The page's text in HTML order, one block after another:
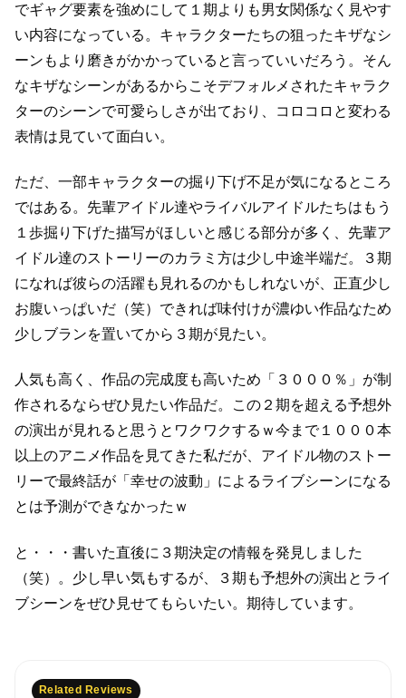
でギャグ要素を強めにして１期よりも男女関係なく見やす
い内容になっている。 キャラクターたちの狙ったキザなシ
ーンもより磨きがかかっていると言っていいだろう。 そん
なキザなシーンがあるからこそデフォルメされたキャラク
ターのシーンで可愛らしさが出ており、
コロコロと変わる
表情は見ていて面白い。
ただ、一部キャラクターの掘り下げ不足が気になるところ
ではある。 先輩アイドル達やライバルアイドルたちはもう
１歩掘り下げた描写がほしいと感じる部分が多く、 先輩ア
イドル達のストーリーのカラミ方は少し中途半端だ。
３期
になれば彼らの活躍も見れるのかもしれないが、正直少し
お腹いっぱいだ（笑） できれば味付けが濃ゆい作品なため
少しブランを置いてから３期が見たい。
人気も高く、作品の完成度も高いため「３０００％」が制
作されるならぜひ見たい作品だ。
この２期を超える予想外
の演出が見れると思うとワクワクするｗ今まで１０００本
以上のアニメ作品を見てきた私だが、 アイドル物のストー
リーで最終話が「幸せの波動」によるライブシーンになる
とは予測ができなかったｗ
と・・・書いた直後に３期決定の情報を発見しました
（笑）。 少し早い気もするが、３期も予想外の演出とライ
ブシーンをぜひ見せてもらいたい。 期待しています。
Related Reviews